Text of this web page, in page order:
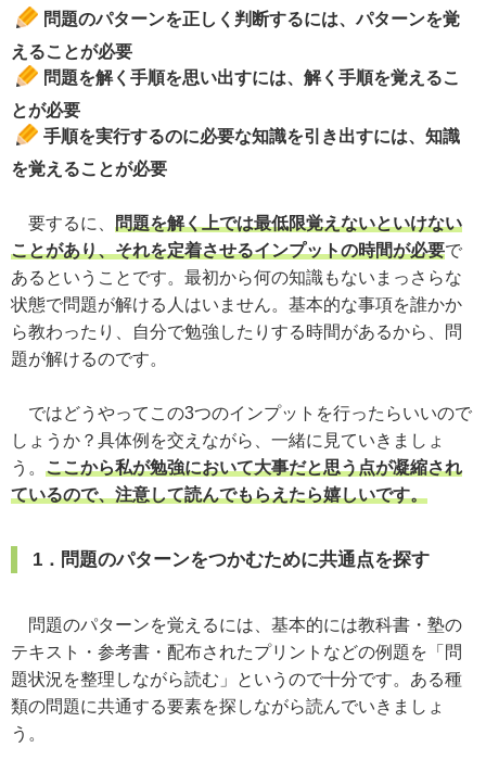
問題のパターンを正しく判断するには、パターンを覚
えることが必要
問題を解く手順を思い出すには、解く手順を覚えるこ
とが必要
手順を実行するのに必要な知識を引き出すには、知識
を覚えることが必要
要するに、 問題を解く上では最低限覚えないといけない
ことがあり、それを定着させるインプットの時間が必要で
あるということです。最初から何の知識もないまっさらな
状態で問題が解ける人はいません。基本的な事項を誰かか
ら教わったり、自分で勉強したりする時間があるから、問
題が解けるのです。
ではどうやってこの3つのインプットを行ったらいいので
しょうか？具体例を交えながら、一緒に見ていきましょ
う。 ここから私が勉強において大事だと思う点が凝縮され
ているので、注意して読んでもらえたら嬉しいです。
1．問題のパターンをつかむために共通点を探す
問題のパターンを覚えるには、基本的には教科書・塾の
テキスト・参考書・配布されたプリントなどの例題を「問
題状況を整理しながら読む」というので十分です。ある種
類の問題に共通する要素を探しながら読んでいきましょ
う。